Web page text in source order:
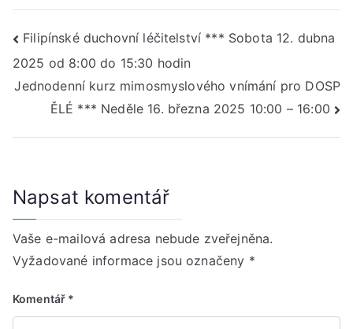
Navigace
pro
příspěvek
Filipínské duchovní léčitelství *** Sobota 12. dubna
2025 od 8:00 do 15:30 hodin
Jednodenní kurz mimosmyslového vnímání pro DOSP
ĚLÉ *** Neděle 16. března 2025 10:00 – 16:00
Napsat komentář
Vaše e-mailová adresa nebude zveřejněna.
Vyžadované informace jsou označeny *
Komentář *